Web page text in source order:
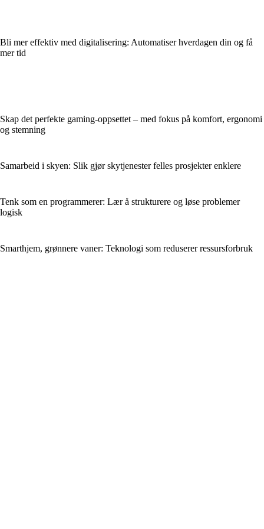
Bli mer effektiv med digitalisering: Automatiser hverdagen din og få
mer tid
Skap det perfekte gaming-oppsettet – med fokus på komfort, ergonomi
og stemning
Samarbeid i skyen: Slik gjør skytjenester felles prosjekter enklere
Tenk som en programmerer: Lær å strukturere og løse problemer
logisk
Smarthjem, grønnere vaner: Teknologi som reduserer ressursforbruk